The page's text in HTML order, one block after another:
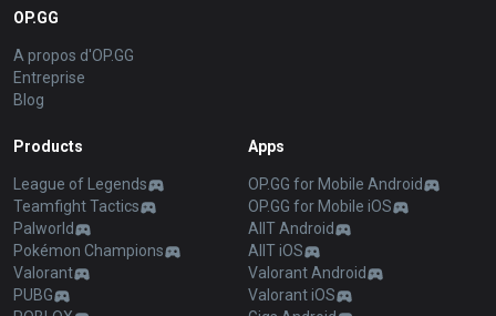
OP.GG
A propos d'OP.GG
Entreprise
Blog
Products
League of Legends
Teamfight Tactics
Palworld
Pokémon Champions
Valorant
PUBG
Apps
OP.GG for Mobile Android
OP.GG for Mobile iOS
AllT Android
AllT iOS
Valorant Android
Valorant iOS